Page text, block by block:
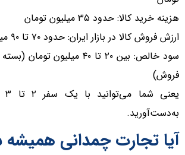
هزینه خرید کالا: حدود ۳۵ میلیون تومان
ارزش فروش کالا در بازار ایران: حدود ۷۰ تا ۹۰ میلیون تومان
سود خالص: بین ۲۰ تا ۴۰ میلیون
فروش)
به‌دست‌آورید.
آیا تجارت چمدانی همیشه